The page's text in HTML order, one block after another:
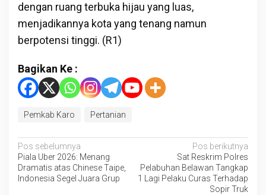
dengan ruang terbuka hijau yang luas,
menjadikannya kota yang tenang namun
berpotensi tinggi. (R1)
Bagikan Ke :
Pemkab Karo Pertanian
Navigasi
pos
Pos sebelumnya
Piala Uber 2026: Menang
Dramatis atas Chinese Taipe,
Indonesia Segel Juara Grup
Pos berikutnya
Sat Reskrim Polres
Pelabuhan Belawan Tangkap
1 Lagi Pelaku Curas Terhadap
Sopir Truk